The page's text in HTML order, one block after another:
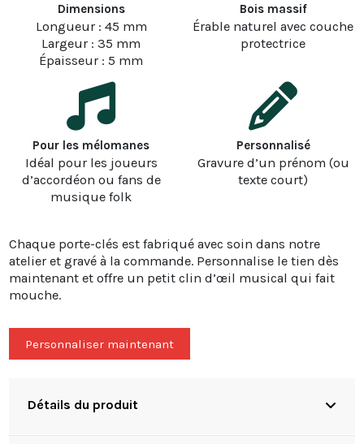
Dimensions
Longueur : 45 mm
Largeur : 35 mm
Épaisseur : 5 mm
Bois massif
Érable naturel avec couche
protectrice
Pour les mélomanes
Idéal pour les joueurs
d’accordéon ou fans de
musique folk
Personnalisé
Gravure d’un prénom (ou
texte court)
Chaque porte-clés est fabriqué avec soin dans notre
atelier et gravé à la commande. Personnalise le tien dès
maintenant et offre un petit clin d’œil musical qui fait
mouche.
Personnaliser maintenant
Détails du produit